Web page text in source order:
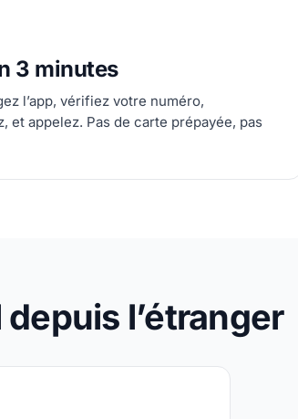
3 minutes
l’app, vérifiez votre numéro,
et appelez. Pas de carte prépayée, pas
l’étranger